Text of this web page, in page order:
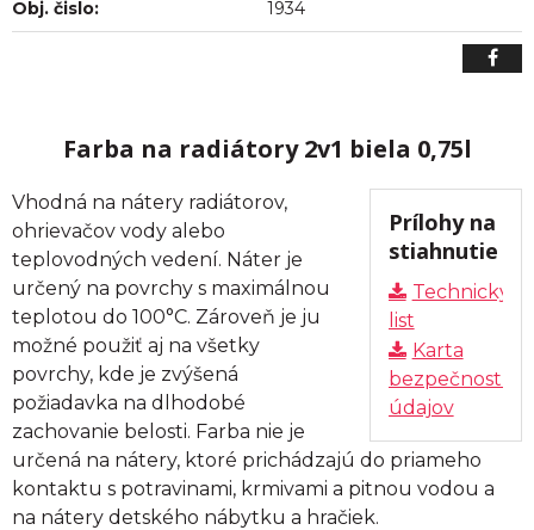
Obj. čislo: 1934
Farba na radiátory 2v1 biela 0,75l
Prílohy na
stiahnutie
Technický
list
Karta
údajov
Vhodná na nátery radiátorov,
ohrievačov vody alebo
teplovodných vedení. Náter je
určený na povrchy s maximálnou
teplotou do 100°C. Zároveň je ju
možné použiť aj na všetky
povrchy, kde je zvýšená
požiadavka na dlhodobé
zachovanie belosti. Farba nie je
určená na nátery, ktoré prichádzajú do priameho
kontaktu s potravinami, krmivami a pitnou vodou a
na nátery detského nábytku a hračiek.